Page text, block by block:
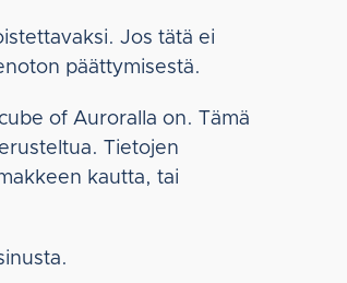
Jos tätä ei
päättymisestä.
of Auroralla on. Tämä
Tietojen
kautta, tai